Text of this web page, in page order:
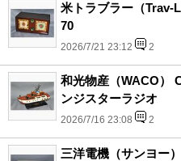
米トラブラー（
70
2026/7/21 23:12 2
和光物産（WACO）
ンジスターラジオ
2026/7/16 23:08 2
三洋電機（サンヨー